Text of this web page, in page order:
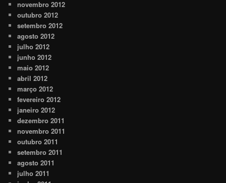
novembro 2012
outubro 2012
setembro 2012
agosto 2012
julho 2012
junho 2012
maio 2012
abril 2012
março 2012
fevereiro 2012
janeiro 2012
dezembro 2011
novembro 2011
outubro 2011
setembro 2011
agosto 2011
julho 2011